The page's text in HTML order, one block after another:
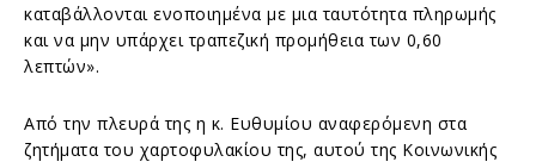
καταβάλλονται ενοποιημένα με μια ταυτότητα πληρωμής
και να μην υπάρχει τραπεζική προμήθεια των 0,60
λεπτών».
Από την πλευρά της η κ. Ευθυμίου αναφερόμενη στα
ζητήματα του χαρτοφυλακίου της, αυτού της Κοινωνικής